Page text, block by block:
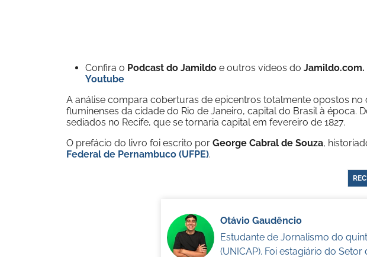
Confira o Podcast do Jamildo e outros vídeos do Jamildo.com.
Youtube
A análise compara coberturas de epicentros totalmente opostos
fluminenses da cidade do Rio de Janeiro, capital do Brasil à época.
sediados no Recife, que se tornaria capital em fevereiro de 1827.
O prefácio do livro foi escrito por George Cabral de Souza,
Federal de Pernambuco (UFPE).
Otávio Gaudêncio
Estudante de Jornalismo do
(UNICAP). Foi estagiário do